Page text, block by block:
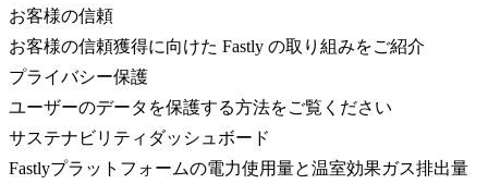
お客様の信頼
お客様の信頼獲得に向けた Fastly の取り組みをご紹介
プライバシー保護
ユーザーのデータを保護する方法をご覧ください
サステナビリティダッシュボード
Fastlyプラットフォームの電力使用量と温室効果ガス排出量